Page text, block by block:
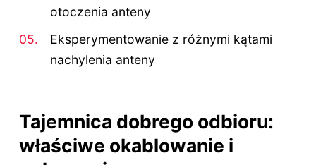
otoczenia anteny
Eksperymentowanie z różnymi kątami
nachylenia anteny
Tajemnica dobrego odbioru:
właściwe okablowanie i